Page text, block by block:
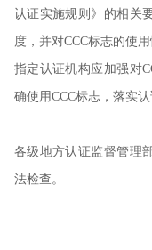
认证实施规则》的相关
度，并对CCC标志的使
指定认证机构应加强对
确使用CCC标志，落实认
各级地方认证监督管理
法检查。